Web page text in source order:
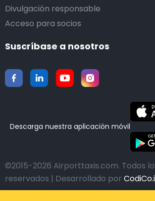
Divulgación responsable
Acceso para socios
Suscríbase a nosotros
Descarga nuestra aplicación móvil
©2015-2026 Airporttaxis.com. Todos
reservados | Desarrollado por